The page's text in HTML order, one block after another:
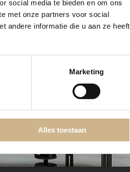
social media te bieden en om ons
met onze partners voor social
andere informatie die u aan ze heeft
Marketing
Alles toestaan